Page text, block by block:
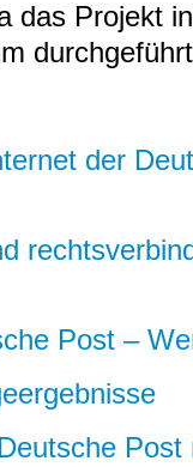
das Projekt
der
Post –
Post